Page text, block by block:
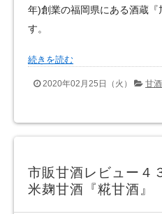
年)創業の福岡県にある酒蔵
す。
続きを読む
2020年02月25日（火） 甘
市販甘酒レビュー４
米麹甘酒『糀甘酒』